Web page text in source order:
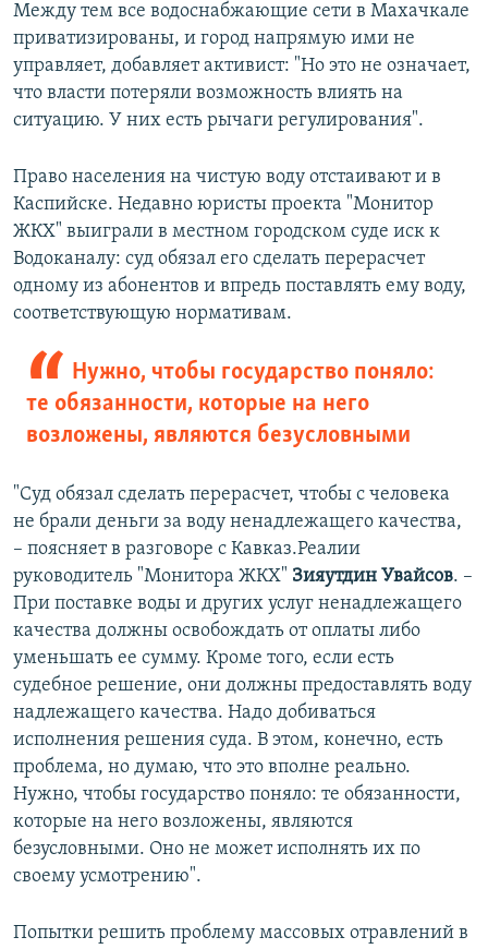
Между тем все водоснабжающие сети в Махачкале
приватизированы, и город напрямую ими не
управляет, добавляет активист: "Но это не означает,
что власти потеряли возможность влиять на
ситуацию. У них есть рычаги регулирования".
Право населения на чистую воду отстаивают и в
Каспийске. Недавно юристы проекта "Монитор
ЖКХ" выиграли в местном городском суде иск к
Водоканалу: суд обязал его сделать перерасчет
одному из абонентов и впредь поставлять ему воду,
соответствующую нормативам.
Нужно, чтобы государство поняло:
те обязанности, которые на него
возложены, являются безусловными
"Суд обязал сделать перерасчет, чтобы с человека
не брали деньги за воду ненадлежащего качества,
– поясняет в разговоре с Кавказ.Реалии
руководитель "Монитора ЖКХ" Зияутдин Увайсов. –
При поставке воды и других услуг ненадлежащего
качества должны освобождать от оплаты либо
уменьшать ее сумму. Кроме того, если есть
судебное решение, они должны предоставлять воду
надлежащего качества. Надо добиваться
исполнения решения суда. В этом, конечно, есть
проблема, но думаю, что это вполне реально.
Нужно, чтобы государство поняло: те обязанности,
которые на него возложены, являются
безусловными. Оно не может исполнять их по
своему усмотрению".
Попытки решить проблему массовых отравлений в